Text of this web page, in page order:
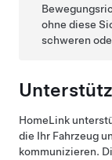
ohne diese
schweren
HomeLink
die Ihr Fahrzeug
kommunizieren.